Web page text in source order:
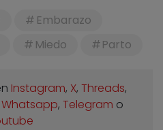
Embarazo
Miedo Parto
Instagram, X, Threads,
Whatsapp, Telegram o